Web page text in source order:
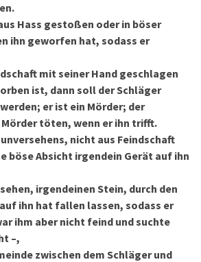
Hass gestoßen oder in böser
ihn geworfen hat, sodass er
mit seiner Hand geschlagen
ist, dann soll der Schläger
er ist ein Mörder; der
töten, wenn er ihn trifft.
nicht aus Feindschaft
böse Absicht irgendein Gerät auf ihn
irgendeinen Stein, durch den
ihn hat fallen lassen, sodass er
ihm aber nicht feind und suchte
–,
zwischen dem Schläger und